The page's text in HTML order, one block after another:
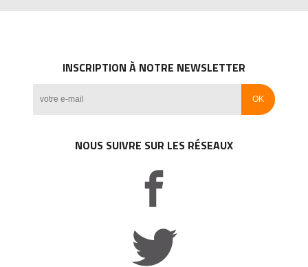
INSCRIPTION À NOTRE NEWSLETTER
NOUS SUIVRE SUR LES RÉSEAUX